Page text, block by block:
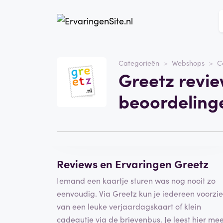
Categorieën Webshops
Greetz
Greetz
Categorie
Webshops
Reviews en Ervaringen Greetz
Iemand een kaartje sturen was nog nooit zo
eenvoudig. Via Greetz kun je iedereen
van een leuke verjaardagskaart of klein
cadeautje via de brievenbus. Je leest hier